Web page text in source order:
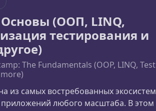
задания, мини‑прое
Основы (ООП, LINQ,
тестирования и
The Fundamentals (OOP, LINQ, Test
из самых востребованных экосистем
приложений любого масштаба. В этом